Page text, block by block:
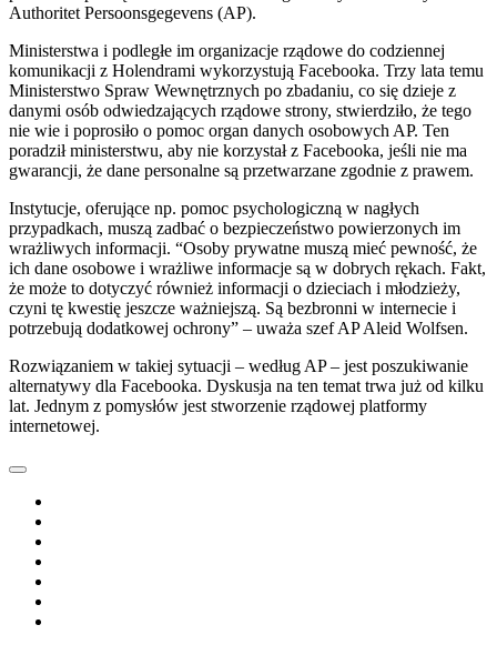
Authoritet Persoonsgegevens (AP).
Ministerstwa i podległe im organizacje rządowe do codziennej
komunikacji z Holendrami wykorzystują Facebooka. Trzy lata temu
Ministerstwo Spraw Wewnętrznych po zbadaniu, co się dzieje z
danymi osób odwiedzających rządowe strony, stwierdziło, że tego
nie wie i poprosiło o pomoc organ danych osobowych AP. Ten
poradził ministerstwu, aby nie korzystał z Facebooka, jeśli nie ma
gwarancji, że dane personalne są przetwarzane zgodnie z prawem.
Instytucje, oferujące np. pomoc psychologiczną w nagłych
przypadkach, muszą zadbać o bezpieczeństwo powierzonych im
wrażliwych informacji. “Osoby prywatne muszą mieć pewność, że
ich dane osobowe i wrażliwe informacje są w dobrych rękach. Fakt,
że może to dotyczyć również informacji o dzieciach i młodzieży,
czyni tę kwestię jeszcze ważniejszą. Są bezbronni w internecie i
potrzebują dodatkowej ochrony” – uważa szef AP Aleid Wolfsen.
Rozwiązaniem w takiej sytuacji – według AP – jest poszukiwanie
alternatywy dla Facebooka. Dyskusja na ten temat trwa już od kilku
lat. Jednym z pomysłów jest stworzenie rządowej platformy
internetowej.